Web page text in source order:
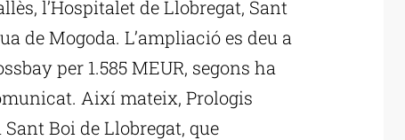
l’Hospitalet de Llobregat, Sant
de Mogoda. L’ampliació es deu a
per 1.585 MEUR, segons ha
Així mateix, Prologis
Boi de Llobregat, que